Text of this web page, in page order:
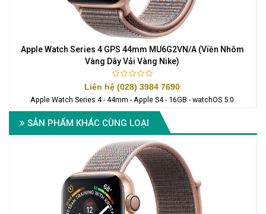
Apple Watch Series 4 GPS 44mm MU6G2VN/A (Viền Nhôm
Vàng Dây Vải Vàng Nike)
Liên hệ (028) 3984 7690
Apple Watch Series 4 - 44mm - Apple S4 - 16GB - watchOS 5.0
SẢN PHẨM KHÁC CÙNG LOẠI